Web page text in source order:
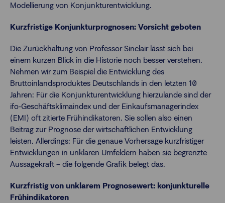
Modellierung von Konjunkturentwicklung.
Kurzfristige Konjunkturprognosen: Vorsicht geboten
Die Zurückhaltung von Professor Sinclair lässt sich bei
einem kurzen Blick in die Historie noch besser verstehen.
Nehmen wir zum Beispiel die Entwicklung des
Bruttoinlandsproduktes Deutschlands in den letzten 10
Jahren: Für die Konjunkturentwicklung hierzulande sind der
ifo-Geschäftsklimaindex und der Einkaufsmanagerindex
(EMI) oft zitierte Frühindikatoren. Sie sollen also einen
Beitrag zur Prognose der wirtschaftlichen Entwicklung
leisten. Allerdings: Für die genaue Vorhersage kurzfristiger
Entwicklungen in unklaren Umfeldern haben sie begrenzte
Aussagekraft – die folgende Grafik belegt das.
Kurzfristig von unklarem Prognosewert: konjunkturelle
Frühindikatoren